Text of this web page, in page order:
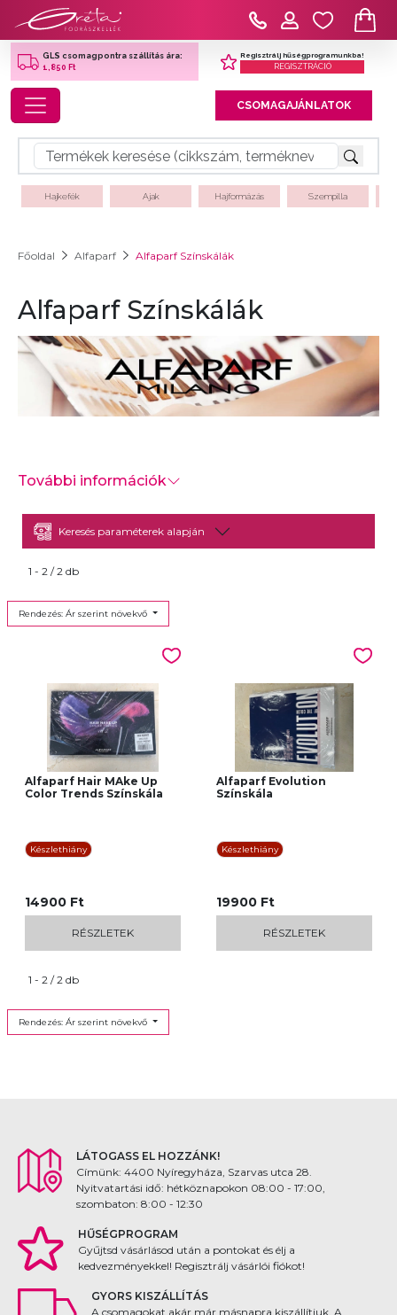
GLS csomagpontra szállítás ára:
1,850 Ft
Regisztrálj hűségprogramunkba!
REGISZTRÁCIÓ
Toggle navigation CSOMAGAJÁNLATOK
Hajkefék Ajak Hajformázás Szempilla
Főoldal Alfaparf Alfaparf Színskálák
Alfaparf Színskálák
További információk
Keresés paraméterek alapján
1 - 2 / 2 db
Rendezés: Ár szerint növekvő
Alfaparf Hair MAke Up
Color Trends Színskála
Készlethiány
14900 Ft
RÉSZLETEK
Alfaparf Evolution
Színskála
Készlethiány
19900 Ft
RÉSZLETEK
1 - 2 / 2 db
Rendezés: Ár szerint növekvő
LÁTOGASS EL HOZZÁNK!
Címünk: 4400 Nyíregyháza, Szarvas utca 28.
Nyitvatartási idő: hétköznapokon 08:00 - 17:00,
szombaton: 8:00 - 12:30
HŰSÉGPROGRAM
Gyűjtsd vásárlásod után a pontokat és élj a
kedvezményekkel! Regisztrálj vásárlói fiókot!
GYORS KISZÁLLÍTÁS
A csomagokat akár már másnapra kiszállítjuk. A